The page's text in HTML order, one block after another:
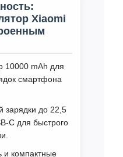
Xiaomi
10000 mAh для
смартфона
зарядки до 22,5
для быстрого
и компактные